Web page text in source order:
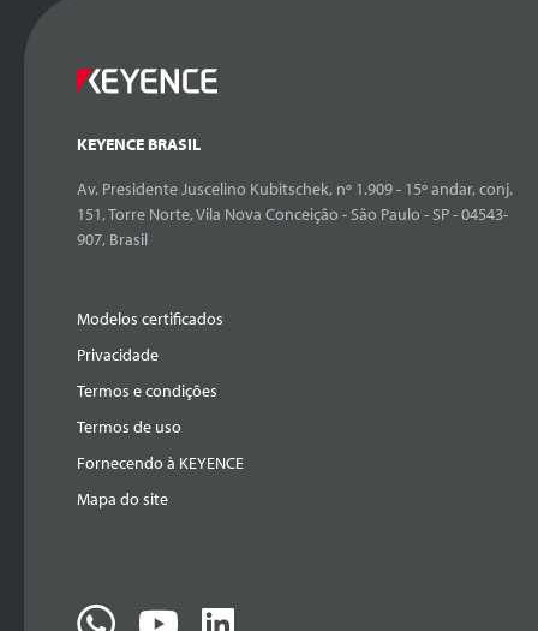
KEYENCE BRASIL
Av. Presidente Juscelino Kubitschek, nº 1.909 - 15º andar, conj.
151, Torre Norte, Vila Nova Conceição - São Paulo - SP - 04543-
907, Brasil
Modelos certificados
Privacidade
Termos e condições
Termos de uso
Fornecendo à KEYENCE
Mapa do site